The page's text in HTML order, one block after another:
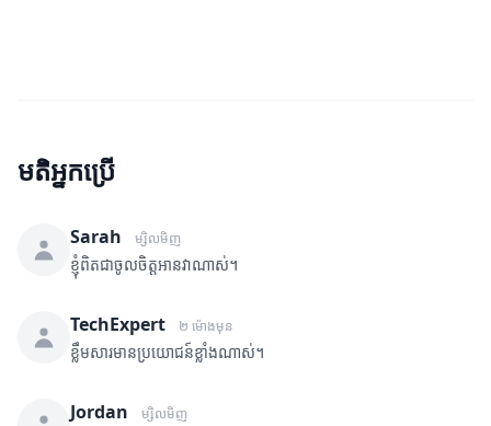
មតិអ្នកប្រើ
Sarah ម្សិលមិញ
ខ្ញុំពិតជាចូលចិត្តអានវាណាស់។
TechExpert ២ ម៉ោងមុន
ខ្លឹមសារមានប្រយោជន៍ខ្លាំងណាស់។
Jordan ម្សិលមិញ